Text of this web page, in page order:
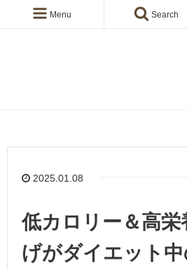
Menu Search
2025.01.08
低カロリー＆高栄
げがダイエット